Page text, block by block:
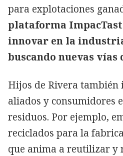
para explotaciones
plataforma
innovar en la
buscando nuevas
Hijos de Rivera también
aliados y consumidores
residuos. Por ejemplo,
reciclados para la
que anima a reutilizar y